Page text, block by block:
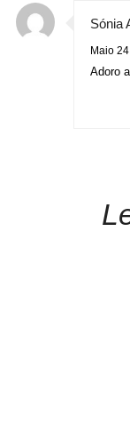
Sónia
Maio
Adoro